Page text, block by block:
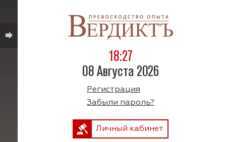
18:27
08 Августа 2026
Регистрация
Забыли пароль?
Личный кабинет